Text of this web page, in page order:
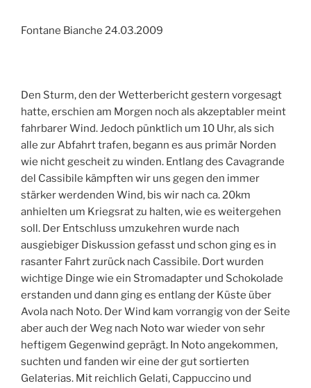
Fontane Bianche 24.03.2009
Den Sturm, den der Wetterbericht gestern vorgesagt
hatte, erschien am Morgen noch als akzeptabler meint
fahrbarer Wind. Jedoch pünktlich um 10 Uhr, als sich
alle zur Abfahrt trafen, begann es aus primär Norden
wie nicht gescheit zu winden. Entlang des Cavagrande
del Cassibile kämpften wir uns gegen den immer
stärker werdenden Wind, bis wir nach ca. 20km
anhielten um Kriegsrat zu halten, wie es weitergehen
soll. Der Entschluss umzukehren wurde nach
ausgiebiger Diskussion gefasst und schon ging es in
rasanter Fahrt zurück nach Cassibile. Dort wurden
wichtige Dinge wie ein Stromadapter und Schokolade
erstanden und dann ging es entlang der Küste über
Avola nach Noto. Der Wind kam vorrangig von der Seite
aber auch der Weg nach Noto war wieder von sehr
heftigem Gegenwind geprägt. In Noto angekommen,
suchten und fanden wir eine der gut sortierten
Gelaterias. Mit reichlich Gelati, Cappuccino und